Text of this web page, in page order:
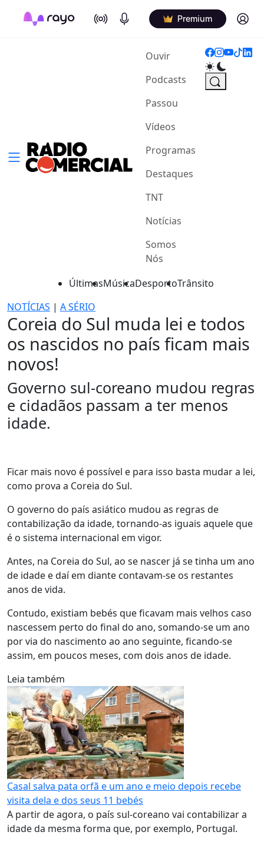
On Air Podcasts Premium Log in
Ouvir(current)
Podcasts
Passou
Vídeos
Programas
Destaques
TNT
Notícias
Somos
Nós
ÚltimasMúsicaDesportoTrânsito
NOTÍCIAS | A SÉRIO
Coreia do Sul muda lei e todos
os nascidos no país ficam mais
novos!
Governo sul-coreano mudou regras
e cidadãos passam a ter menos
idade.
Ficar mais novo é possível e para isso basta mudar a lei,
como prova a Coreia do Sul.
O governo do país asiático mudou as regras de
contabilização da idade, tornando-as iguais aquele que
é o sistema internacional em vigor.
Antes, na Coreia do Sul, ao se nascer já se tinha um ano
de idade e daí em diante contavam-se os restantes
anos de vida.
Contudo, existiam bebés que ficavam mais velhos caso
nascessem perto do final do ano, somando-se um ano
por via do nascimento ao ano seguinte, ficando-se
assim, em poucos meses, com dois anos de idade.
Leia também
Casal salva pata orfã e um ano e meio depois recebe
visita dela e dos seus 11 bebés
A partir de agora, o país sul-coreano vai contabilizar a
idade da mesma forma que, por exemplo, Portugal.